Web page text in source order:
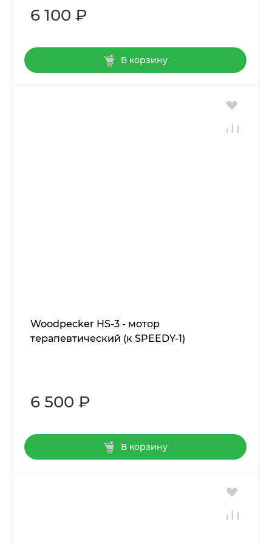
6 100 ₽
В корзину
Woodpecker HS-3 - мотор
терапевтический (к SPEEDY-1)
6 500 ₽
В корзину